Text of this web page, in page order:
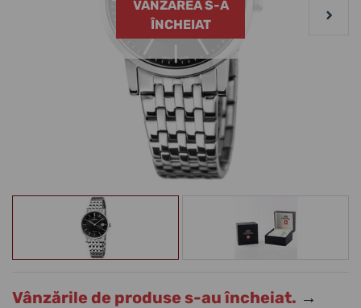
VÂNZAREA S-A
ÎNCHEIAT
Vânzările de produse s-au încheiat. →